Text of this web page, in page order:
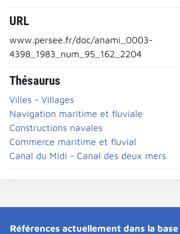
URL
www.persee.fr/doc/anami_0003-
4398_1983_num_95_162_2204
Thésaurus
Villes - Villages
Navigation maritime et fluviale
Constructions navales
Commerce maritime et fluvial
Canal du Midi - Canal des deux mers
Références actuellement dans la base